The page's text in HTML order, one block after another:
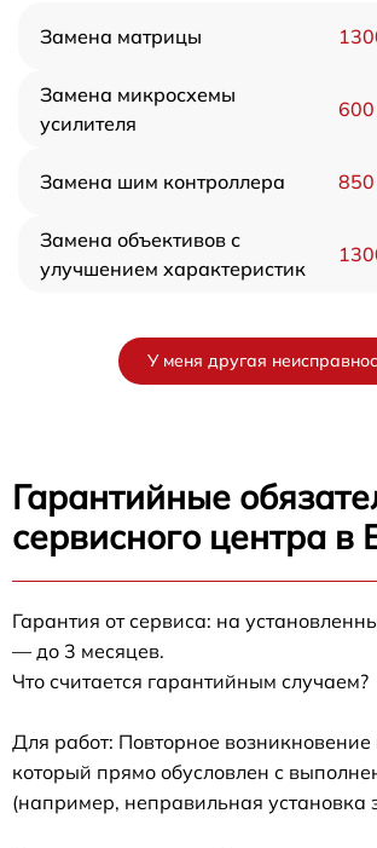
Замена матрицы
Замена микросхемы
усилителя
Замена шим контроллера
Замена объективов с
улучшением характеристик
У меня другая
Гарантийные
сервисного центра в
Гарантия от сервиса: на
— до 3 месяцев.
Что считается гарантийным случаем?
Для работ: Повторное возникновение
который прямо обусловлен с
(например, неправильная установка